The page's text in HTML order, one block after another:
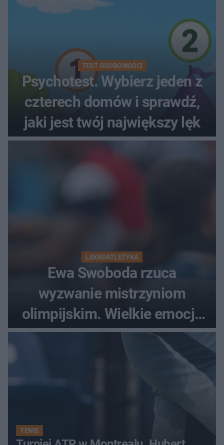
TEST OSOBOWOŚCI
Psychotest. Wybierz jeden z
czterech domów i sprawdź,
jaki jest twój największy lęk
LEKKOATLETYKA
Ewa Swoboda rzuca
wyzwanie mistrzyniom
olimpijskim. Wielkie emocje
podczas Silesia Memoriału
Kamili Skolimowskiej
TENIS